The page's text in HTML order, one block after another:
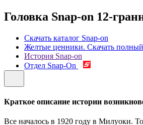
Головка Snap-on 12-
Скачать каталог Snap-on
Желтые ценники. Скачать
История Snap-on
Отдел Snap-On
Краткое описание истории
Все началось в 1920 году в Милуоки.